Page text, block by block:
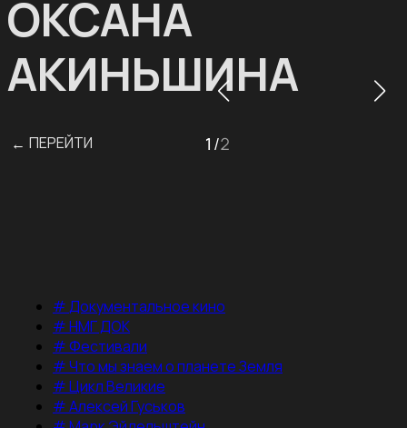
ОКСАНА
АКИНЬШИНА
← ПЕРЕЙТИ 1 /2
#Документальное кино
#НМГ ДОК
#Фестивали
#Что мы знаем о планете Земля
#Цикл Великие
#Алексей Гуськов